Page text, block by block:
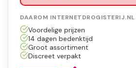
DAAROM INTERNETDROGISTERIJ.NL
Voordelige prijzen
14 dagen bedenktijd
Groot assortiment
Discreet verpakt